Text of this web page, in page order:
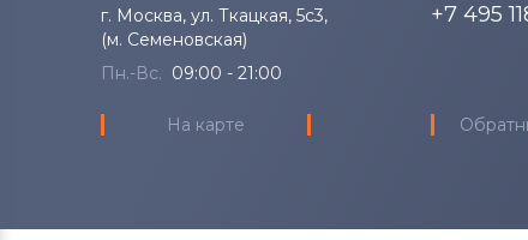
г. Москва, ул. Ткацкая, 5с3,
(м. Семеновская)
Пн.-Вс. 09:00 - 21:00
На карте
+7 495